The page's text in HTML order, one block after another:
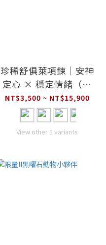
珍稀舒俱萊項鍊｜安神
定心 × 穩定情緒（四
款任選）
NT$3,500 ~ NT$15,900
View other 1 variants